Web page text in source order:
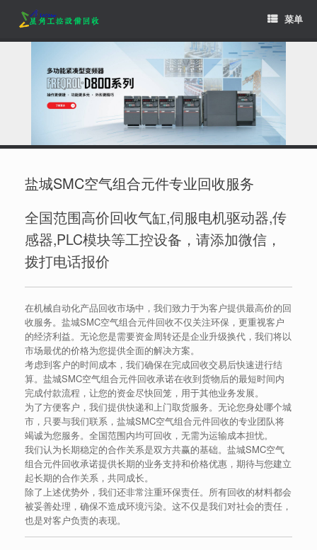
content
菜单
盐城SMC空气组合元件专业回收服务
全国范围高价回收气缸,伺服电机驱动器,传
感器,PLC模块等工控设备，请添加微信，
拨打电话报价
在机械自动化产品回收市场中，我们致力于为客户提供最高价的回
收服务。盐城SMC空气组合元件回收不仅关注环保，更重视客户
的经济利益。无论您是需要资金周转还是企业升级换代，我们将以
市场最优的价格为您提供全面的解决方案。
考虑到客户的时间成本，我们确保在完成回收交易后快速进行结
算。盐城SMC空气组合元件回收承诺在收到货物后的最短时间内
完成付款流程，让您的资金尽快回笼，用于其他业务发展。
为了方便客户，我们提供快递和上门取货服务。无论您身处哪个城
市，只要与我们联系，盐城SMC空气组合元件回收的专业团队将
竭诚为您服务。全国范围内均可回收，无需为运输成本担忧。
我们认为长期稳定的合作关系是双方共赢的基础。盐城SMC空气
组合元件回收承诺提供长期的业务支持和价格优惠，期待与您建立
起长期的合作关系，共同成长。
除了上述优势外，我们还非常注重环保责任。所有回收的材料都会
被妥善处理，确保不造成环境污染。这不仅是我们对社会的责任，
也是对客户负责的表现。